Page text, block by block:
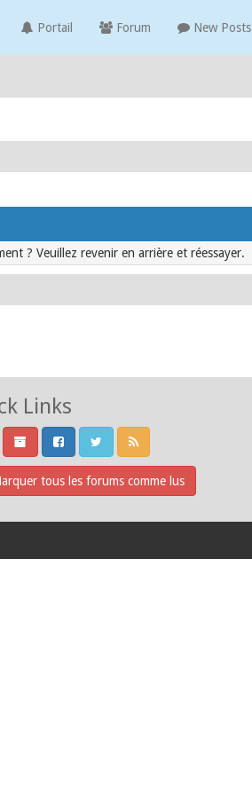
Portail Forum New Posts
? Veuillez revenir en arrière et réessayer.
Links
tous les forums comme lus